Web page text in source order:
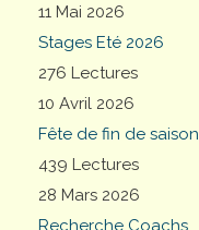
11 Mai 2026
Stages Eté 2026
276 Lectures
10 Avril 2026
Fête de fin de saison
439 Lectures
28 Mars 2026
Recherche Coachs